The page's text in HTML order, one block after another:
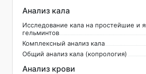
Анализ кала
Исследование кала на простейшие и
гельминтов
Комплексный анализ кала
Общий анализ кала (копрология)
Анализ крови